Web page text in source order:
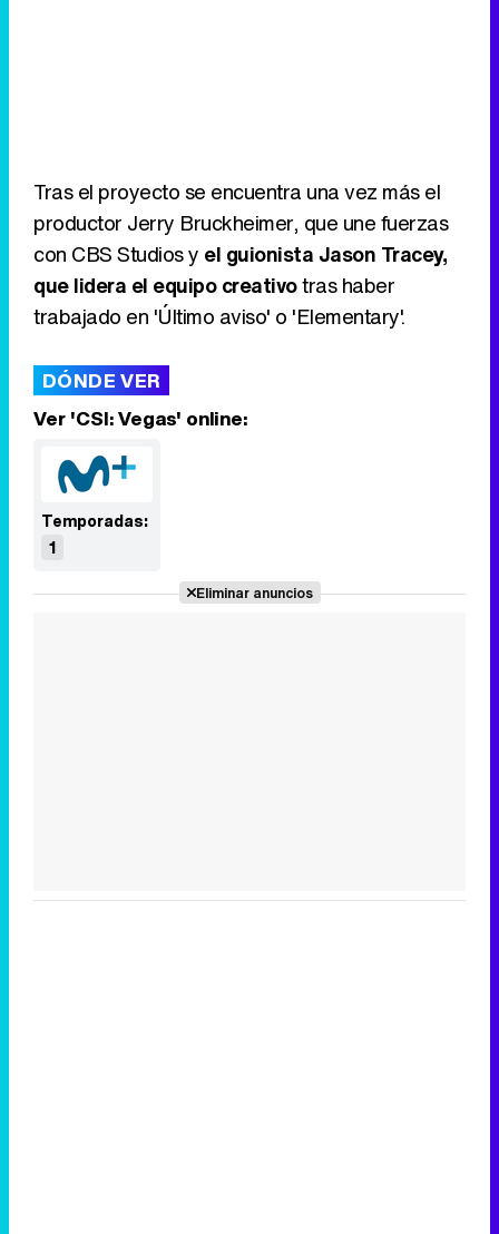
Tras el proyecto se encuentra una vez más el
productor Jerry Bruckheimer, que une fuerzas
con CBS Studios y el guionista Jason Tracey,
que lidera el equipo creativotras haber
trabajado en 'Último aviso' o 'Elementary'.
DÓNDE VER
Ver 'CSI: Vegas' online:
Temporadas:
1
Eliminar anuncios